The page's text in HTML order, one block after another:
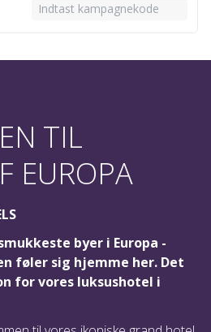
Indtast kampagnekode
TIL
EUROPA
byer i Europa -
føler sig hjemme her. Det
for vores luksushotel i